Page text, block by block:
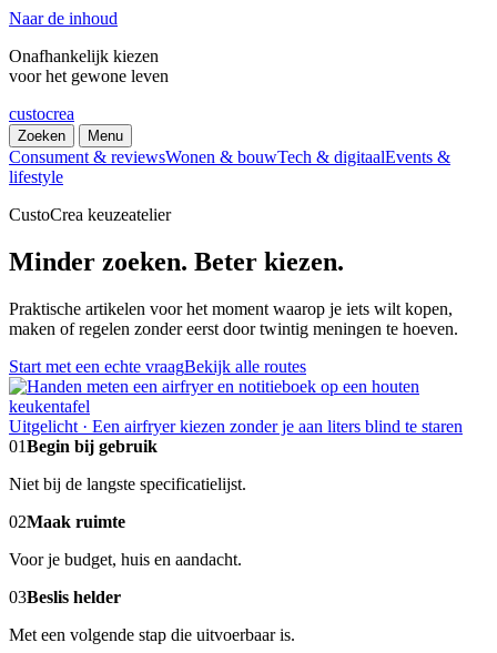
Naar de inhoud
Onafhankelijk kiezen
voor het gewone leven
custocrea
Zoeken Menu
Consument & reviewsWonen & bouwTech & digitaalEvents &
lifestyle
CustoCrea keuzeatelier
Minder zoeken. Beter kiezen.
Praktische artikelen voor het moment waarop je iets wilt kopen,
maken of regelen zonder eerst door twintig meningen te hoeven.
Start met een echte vraagBekijk alle routes
Uitgelicht · Een airfryer kiezen zonder je aan liters blind te staren
01Begin bij gebruik
Niet bij de langste specificatielijst.
02Maak ruimte
Voor je budget, huis en aandacht.
03Beslis helder
Met een volgende stap die uitvoerbaar is.